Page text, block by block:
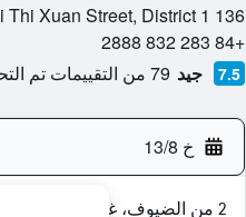
136 Bui Thi Xuan Street, District 1, , هوتشي مين سيتي, مدينة هو تشي منه, فيتنام
+84 283 832 2888
7.5 جيد 79 من التقييمات تم التحقق منها
خ 13/8
2 من الضيوف، غرفة واحدة